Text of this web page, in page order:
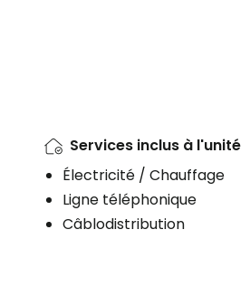
Services inclus à l'unité
Électricité / Chauffage
Ligne téléphonique
Câblodistribution